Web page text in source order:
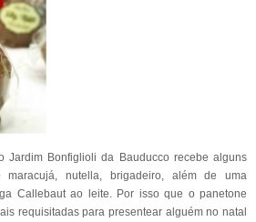
Jardim Bonfiglioli da Bauducco recebe alguns
maracujá, nutella, brigadeiro, além de uma
Callebaut ao leite. Por isso que o panetone
requisitadas para presentear alguém no natal